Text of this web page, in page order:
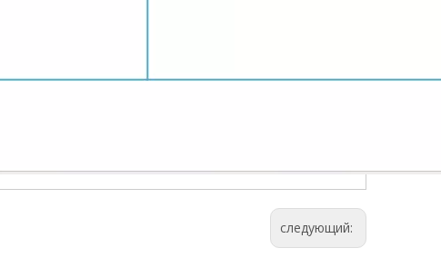
следующий: